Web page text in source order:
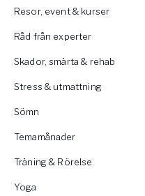
Resor, event & kurser
Råd från experter
Skador, smärta & rehab
Stress & utmattning
Sömn
Temamånader
Träning & Rörelse
Yoga